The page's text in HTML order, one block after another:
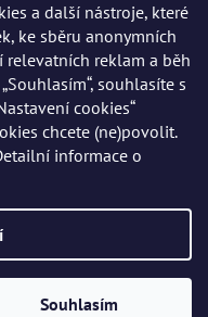
a další nástroje, které
ke sběru anonymních
reklam a běh
souhlasíte s
cookies“
chcete (ne)povolit.
informace o
Souhlasím
Všechna práva vyhrazena.